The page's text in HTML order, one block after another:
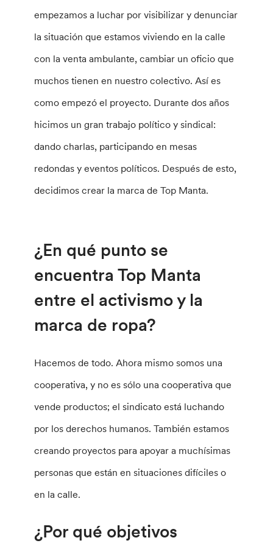
empezamos a luchar por visibilizar y denunciar
la situación que estamos viviendo en la calle
con la venta ambulante, cambiar un oficio que
muchos tienen en nuestro colectivo. Así es
como empezó el proyecto. Durante dos años
hicimos un gran trabajo político y sindical:
dando charlas, participando en mesas
redondas y eventos políticos. Después de esto,
decidimos crear la marca de Top Manta.
¿En qué punto se
encuentra Top Manta
entre el activismo y la
marca de ropa?
Hacemos de todo. Ahora mismo somos una
cooperativa, y no es sólo una cooperativa que
vende productos; el sindicato está luchando
por los derechos humanos. También estamos
creando proyectos para apoyar a muchísimas
personas que están en situaciones difíciles o
en la calle.
¿Por qué objetivos